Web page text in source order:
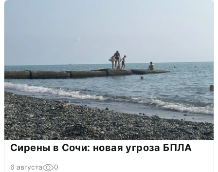
Сирены в Сочи: новая угроза БПЛА
6 августа 0